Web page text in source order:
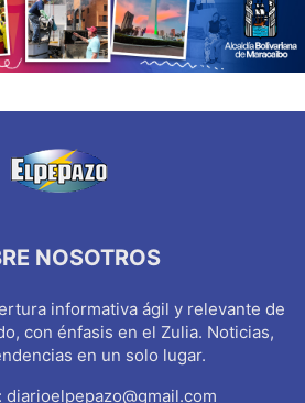
NOSOTROS
informativa ágil y relevante de
con énfasis en el Zulia. Noticias,
en un solo lugar.
diarioelpepazo@gmail.com